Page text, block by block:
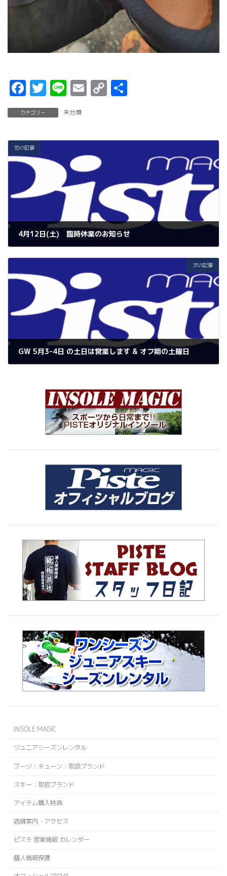
F
a
c
e
b
o
o
k
T
w
it
t
er
Li
n
e
E
l
C
y
k
カテゴリー 未分類
前の記事
4月12日(土) 臨時休業のお知らせ
次の記事
GW 5月3-4日 の土日は営業します & オフ期の土曜日
INSOLE MAGIC
ジュニアシーズンレンタル
ブーツ：チューン：取扱ブランド
スキー：取扱ブランド
アイテム購入特典
店舗案内・アクセス
ピステ 営業情報 カレンダー
個人情報保護